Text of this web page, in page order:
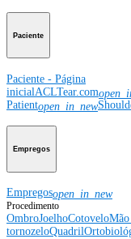
Paciente
Paciente - Página
inicial ACLTear.com
Patientopen_in_new
Empregos
Empregosopen_in_new
Procedimento
OmbroJoelhoCotovelo
tornozeloQuadril